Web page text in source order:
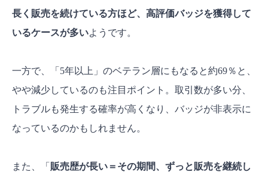
長く販売を続けている方ほど、高評価バッジを獲得して
いるケースが多いようです。
一方で、「5年以上」のベテラン層にもなると約69％と、
やや減少しているのも注目ポイント。取引数が多い分、
トラブルも発生する確率が高くなり、バッジが非表示に
なっているのかもしれません。
また、「 販売歴が長い＝その期間、ずっと販売を継続し